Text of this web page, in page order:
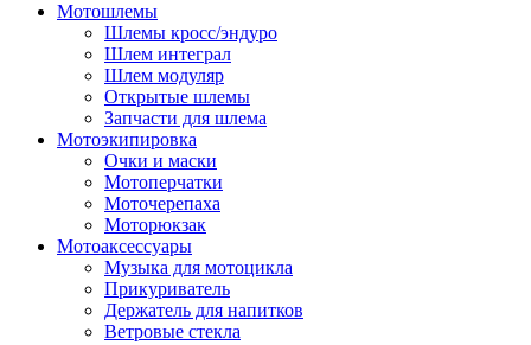
Мотошлемы
Шлемы кросс/эндуро
Шлем интеграл
Шлем модуляр
Открытые шлемы
Запчасти для шлема
Мотоэкипировка
Очки и маски
Мотоперчатки
Моточерепаха
Моторюкзак
Мотоаксессуары
Музыка для мотоцикла
Прикуриватель
Держатель для напитков
Ветровые стекла